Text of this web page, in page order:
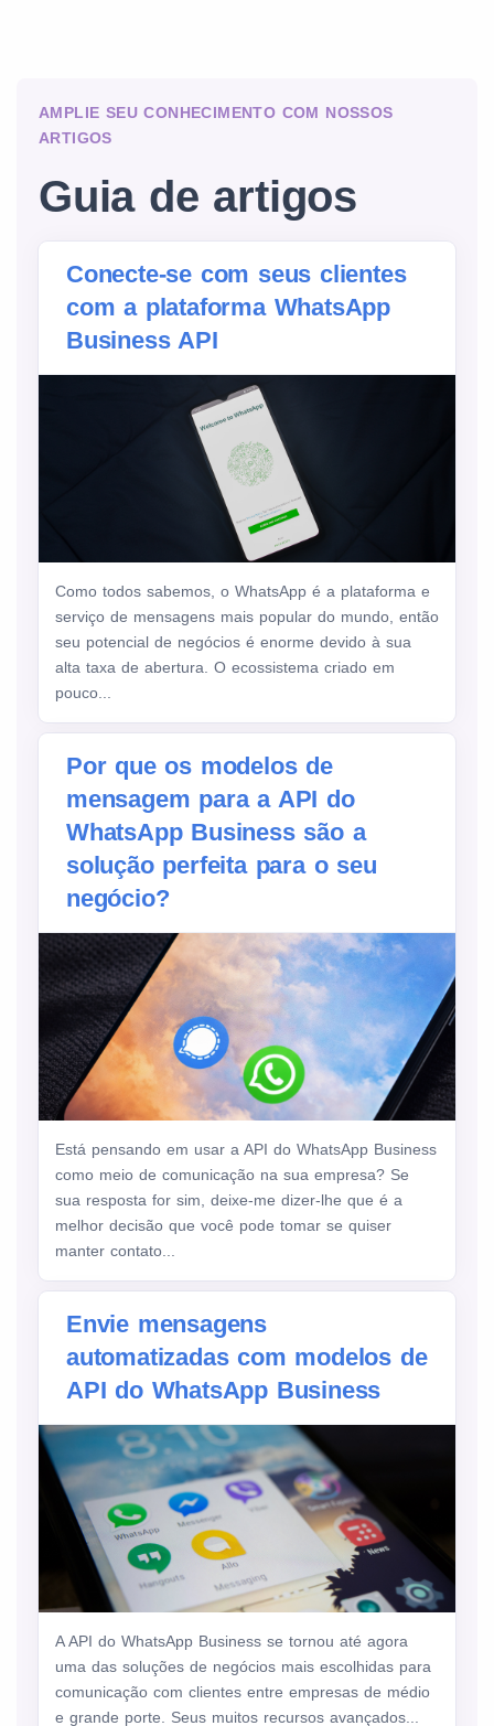
AMPLIE SEU CONHECIMENTO COM NOSSOS
ARTIGOS
Guia de artigos
Conecte-se com seus clientes
com a plataforma WhatsApp
Business API
Como todos sabemos, o WhatsApp é a plataforma e
serviço de mensagens mais popular do mundo, então
seu potencial de negócios é enorme devido à sua
alta taxa de abertura. O ecossistema criado em
pouco...
Por que os modelos de
mensagem para a API do
WhatsApp Business são a
solução perfeita para o seu
negócio?
Está pensando em usar a API do WhatsApp Business
como meio de comunicação na sua empresa? Se
sua resposta for sim, deixe-me dizer-lhe que é a
melhor decisão que você pode tomar se quiser
manter contato...
Envie mensagens
automatizadas com modelos de
API do WhatsApp Business
A API do WhatsApp Business se tornou até agora
uma das soluções de negócios mais escolhidas para
comunicação com clientes entre empresas de médio
e grande porte. Seus muitos recursos avançados...